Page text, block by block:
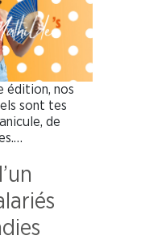
édition, nos
sont tes
de